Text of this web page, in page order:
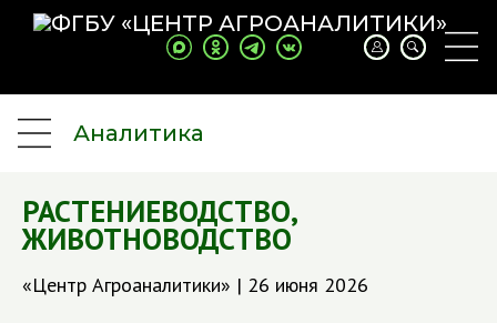
Аналитика
РАСТЕНИЕВОДСТВО,
ЖИВОТНОВОДСТВО
«Центр Агроаналитики» | 26 июня 2026